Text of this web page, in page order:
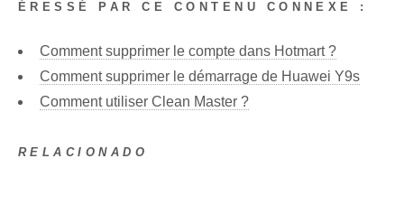
ÉRESSÉ PAR CE CONTENU CONNEXE :
Comment supprimer le compte dans Hotmart ?
Comment supprimer le démarrage de Huawei Y9s
Comment utiliser Clean Master ?
RELACIONADO